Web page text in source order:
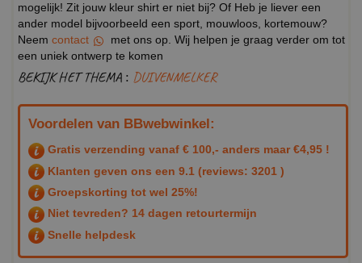
mogelijk! Zit jouw kleur shirt er niet bij? Of Heb je liever een
ander model bijvoorbeeld een sport, mouwloos, kortemouw?
Neem contact
met ons op. Wij helpen je graag verder om tot
een uniek ontwerp te komen
BEKIJK HET THEMA : DUIVENMELKER
Voordelen van BBwebwinkel:
Gratis verzending vanaf € 100,- anders maar €4,95 !
Klanten geven ons een 9.1 (reviews: 3201 )
Groepskorting tot wel 25%!
Niet tevreden? 14 dagen retourtermijn
Snelle helpdesk